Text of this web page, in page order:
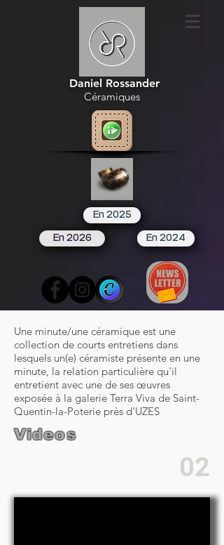
Daniel Rossander
Céramiques
En 2025
En 2026 En 2024
Une minute/une céramique est une
collection de courts entretiens dans
lesquels un(e) céramiste présente en une
minute, la relation particulière qu'il
entretient avec une de ses œuvres
exposée à la galerie Terra Viva de Saint-
Quentin-la-Poterie près d'UZES
Videos
02